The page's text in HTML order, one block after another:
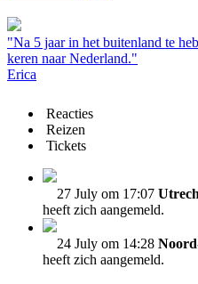
"Na 5 jaar in het buitenland te
keren naar Nederland."
Erica
Reacties
Reizen
Tickets
27 July om 17:07
heeft zich aangemeld.
24 July om 14:28
heeft zich aangemeld.